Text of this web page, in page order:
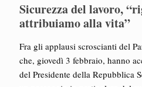
Sicurezza del lavoro,
attribuiamo alla vita”
Fra gli applausi scroscianti del
che, giovedì 3 febbraio, hanno
del Presidente della Repubblica